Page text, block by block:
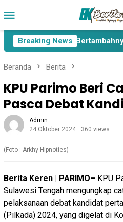
ke
Mobile
Breaking News
Paslon Pasca Bertambahnya
Beranda Berita
KPU Parimo Beri
Pasca Debat
Admin
24 Oktober 2024
360 views
(Foto : Arkhy Hipnoties)
Berita Keren | PARIMO– KPU
Sulawesi Tengah mengungkap
pelaksanaan debat kandidat
(Pilkada) 2024, yang digelat di